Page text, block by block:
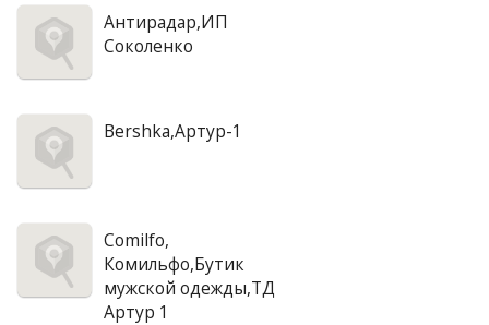
Антирадар,ИП
Соколенко
Bershka,Артур-1
Comilfo,
Комильфо,Бутик
мужской одежды,ТД
Артур 1